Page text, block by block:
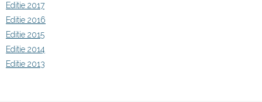
Editie 2017
Editie 2016
Editie 2015
Editie 2014
Editie 2013